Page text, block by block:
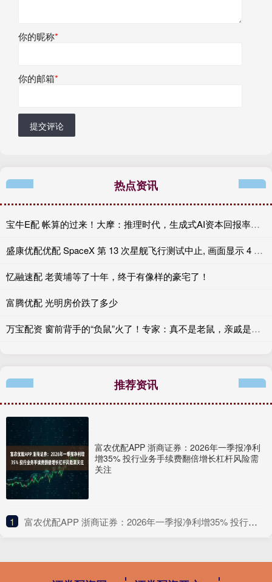
你的昵称*
你的邮箱*
提交评论
热点资讯
宝牛E配 帐算的过来！大摩：推理时代，生成式AI资本回报率或达25-50%
盛康优配优配 SpaceX 第 13 次星舰飞行测试中止, 画面显示 4 个引擎未点火
忆融速配 老黄埔等了十年，终于有像样的豪宅了！
富腾优配 光明房价跌了多少
万宝配资 窗前背手的“负鼠”火了！专家：真不是老鼠，亲戚是袋鼠
推荐资讯
富农优配APP 浙商证券：2026年一季报净利
增35% 投行业务手续费翻倍增长杠杆风险需
关注
1 ​富农优配APP 浙商证券：2026年一季报净利增35% 投行业务手续费翻倍增长杠杆风险需关注